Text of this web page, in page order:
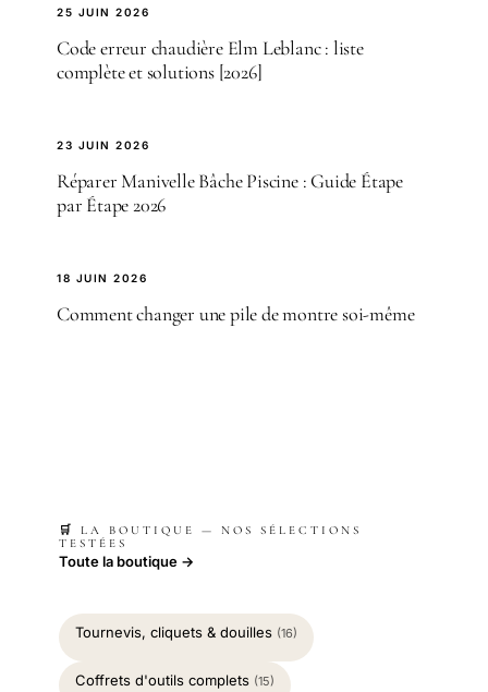
25 JUIN 2026
Code erreur chaudière Elm Leblanc : liste
complète et solutions [2026]
23 JUIN 2026
Réparer Manivelle Bâche Piscine : Guide Étape
par Étape 2026
18 JUIN 2026
Comment changer une pile de montre soi-même
🛒 LA BOUTIQUE — NOS SÉLECTIONS
TESTÉES
Toute la boutique →
Tournevis, cliquets & douilles (16)
Coffrets d'outils complets (15)